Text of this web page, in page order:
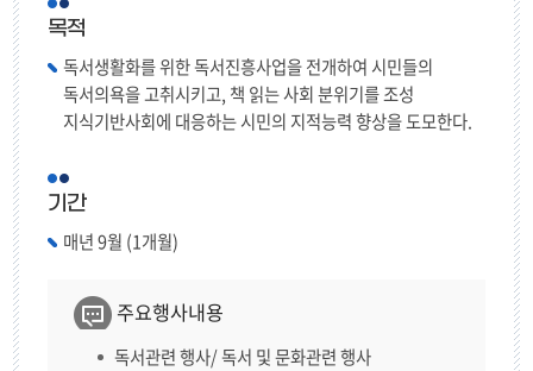
목적
독서생활화를 위한 독서진흥사업을 전개하여 시민들의
독서의욕을 고취시키고, 책 읽는 사회 분위기를 조성
지식기반사회에 대응하는 시민의 지적능력 향상을 도모한다.
기간
매년 9월 (1개월)
주요행사내용
독서관련 행사/ 독서 및 문화관련 행사